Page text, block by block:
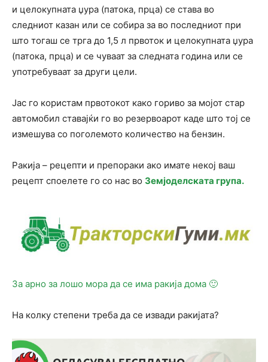
и целокупната џура (патока, прца) се става во
следниот казан или се собира за во последниот при
што тогаш се трга до 1,5 л првоток и целокупната џура
(патока, прца) и се чуваат за следната година или се
употребуваат за други цели.
Јас го користам првотокот како гориво за мојот стар
автомобил ставајќи го во резервоарот каде што тој се
измешува со поголемото количество на бензин.
Ракија – рецепти и препораки ако имате некој ваш
рецепт споелете го со нас во Земјоделската група.
За арно за лошо мора да се има ракија дома 🙂
На колку степени треба да се извади ракијата?